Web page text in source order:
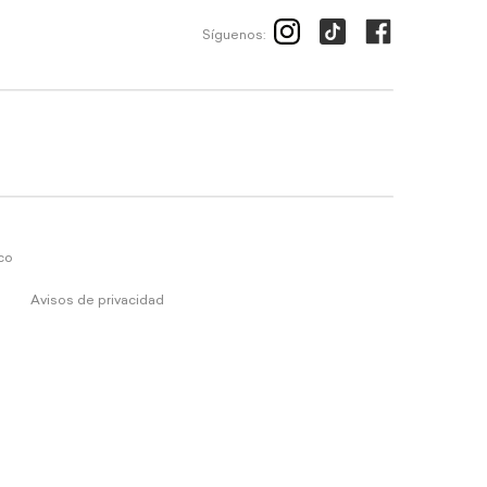
Síguenos:
Avisos de privacidad